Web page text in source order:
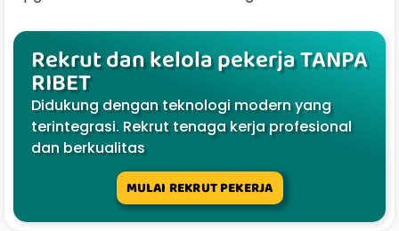
Rekrut dan kelola pekerja TANPA
RIBET
Didukung dengan teknologi modern yang
terintegrasi. Rekrut tenaga kerja profesional
dan berkualitas
MULAI REKRUT PEKERJA